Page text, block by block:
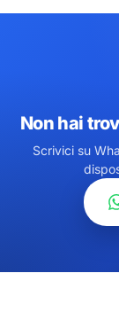
Non hai
Scrivici su